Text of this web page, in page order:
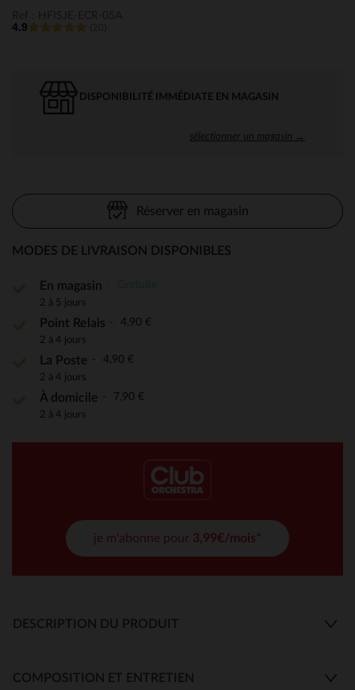
4.9
DISPONIBILITÉ IMMÉDIATE EN MAGASIN
sélectionner un magasin →
Réserver en magasin
MODES DE LIVRAISON DISPONIBLES
En magasin
2 à 5 jours
Point Relais 4,90 €
2 à 4 jours
La Poste 4,90 €
2 à 4 jours
À domicile 7,90 €
2 à 4 jours
je m'abonne pour 3,99€/mois*
DESCRIPTION DU PRODUIT
COMPOSITION ET ENTRETIEN